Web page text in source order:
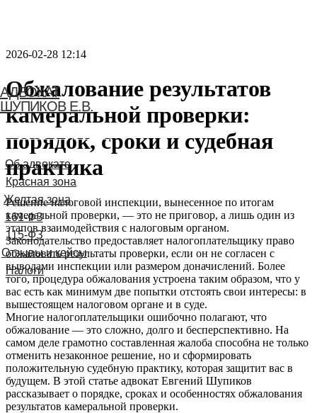
АДВОКАТ
ШУПИКОВ Е.В.
2026-02-28 12:14
Обжалование результатов
камеральной проверки:
порядок, сроки и судебная
практика
Решение налоговой инспекции, вынесенное по итогам
камеральной проверки, — это не приговор, а лишь один из
этапов взаимодействия с налоговым органом.
Законодательство предоставляет налогоплательщику право
обжаловать результаты проверки, если он не согласен с
выводами инспекции или размером доначислений. Более
того, процедура обжалования устроена таким образом, что у
вас есть как минимум две попытки отстоять свои интересы: в
вышестоящем налоговом органе и в суде.
Многие налогоплательщики ошибочно полагают, что
обжалование — это сложно, долго и бесперспективно. На
самом деле грамотно составленная жалоба способна не только
отменить незаконное решение, но и сформировать
положительную судебную практику, которая защитит вас в
будущем. В этой статье адвокат Евгений Шупиков
рассказывает о порядке, сроках и особенностях обжалования
результатов камеральной проверки.